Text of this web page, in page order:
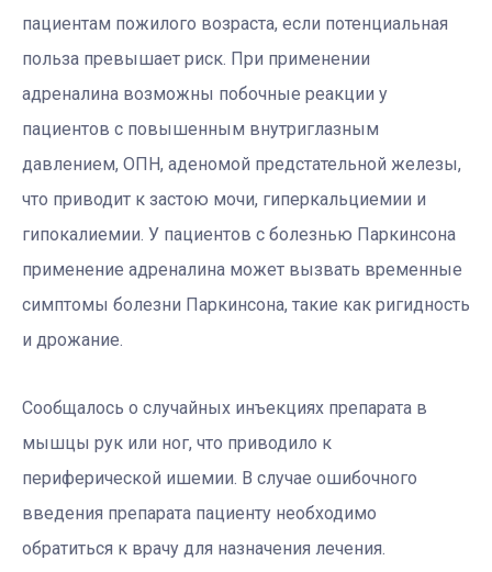
пациентам пожилого возраста, если потенциальная
польза превышает риск. При применении
адреналина возможны побочные реакции у
пациентов с повышенным внутриглазным
давлением, ОПН, аденомой предстательной железы,
что приводит к застою мочи, гиперкальциемии и
гипокалиемии. У пациентов с болезнью Паркинсона
применение адреналина может вызвать временные
симптомы болезни Паркинсона, такие как ригидность
и дрожание.
Сообщалось о случайных инъекциях препарата в
мышцы рук или ног, что приводило к
периферической ишемии. В случае ошибочного
введения препарата пациенту необходимо
обратиться к врачу для назначения лечения.